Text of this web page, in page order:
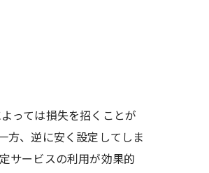
っては損失を招くことが
方、逆に安く設定してしま
サービスの利用が効果的